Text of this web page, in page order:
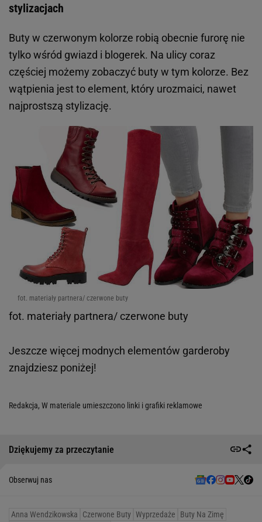
stylizacjach
Buty w czerwonym kolorze robią obecnie furorę nie
tylko wśród gwiazd i blogerek. Na ulicy coraz
częściej możemy zobaczyć buty w tym kolorze. Bez
wątpienia jest to element, który urozmaici, nawet
najprostszą stylizację.
fot. materiały partnera/ czerwone buty
fot. materiały partnera/ czerwone buty
Jeszcze więcej modnych elementów garderoby
znajdziesz poniżej!
Redakcja, W materiale umieszczono linki i grafiki reklamowe
Dziękujemy za przeczytanie
Obserwuj nas
Anna Wendzikowska Czerwone Buty Wyprzedaże
Buty Na Zimę